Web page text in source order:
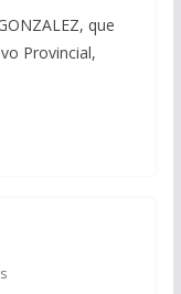
que
Provincial,